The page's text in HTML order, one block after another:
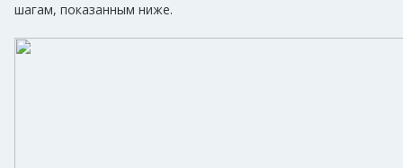
шагам, показанным ниже.